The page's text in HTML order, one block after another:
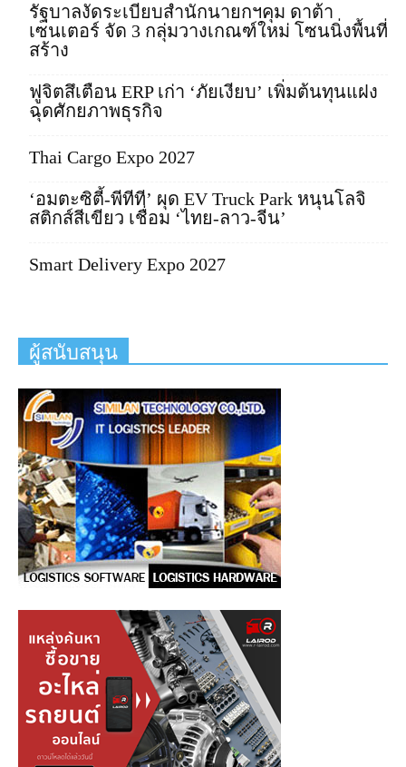
รัฐบาลงัดระเบียบสำนักนายกฯคุม ดาต้า
เซนเตอร์ จัด 3 กลุ่มวางเกณฑ์ใหม่ โซนนิ่งพื้นที่
สร้าง
ฟูจิตสึเตือน ERP เก่า ‘ภัยเงียบ’ เพิ่มต้นทุนแฝง
ฉุดศักยภาพธุรกิจ
Thai Cargo Expo 2027
‘อมตะซิตี้-พีทีที’ ผุด EV Truck Park หนุนโลจิ
สติกส์สีเขียว เชื่อม ‘ไทย-ลาว-จีน’
Smart Delivery Expo 2027
ผู้สนับสนุน